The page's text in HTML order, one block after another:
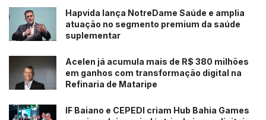
Hapvida lança NotreDame Saúde e amplia
atuação no segmento premium da saúde
suplementar
Acelen já acumula mais de R$ 380 milhões
em ganhos com transformação digital na
Refinaria de Mataripe
IF Baiano e CEPEDI criam Hub Bahia Games